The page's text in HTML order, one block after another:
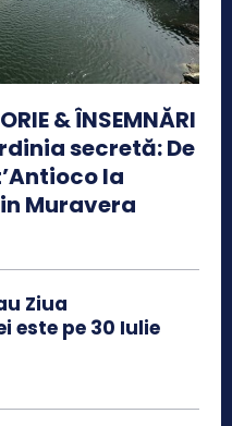
& ÎNSEMNĂRI
secretă: De
la
Muravera
Ziua
este pe 30 Iulie